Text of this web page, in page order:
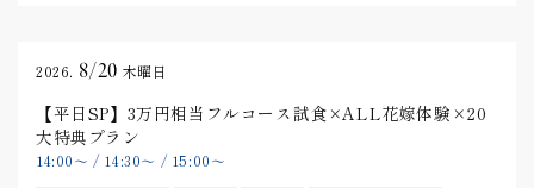
2026. 8/20 木曜日
【平日SP】3万円相当フルコース試食×ALL花嫁体験×20
大特典プラン
14:00〜/ 14:30〜 / 15:00〜